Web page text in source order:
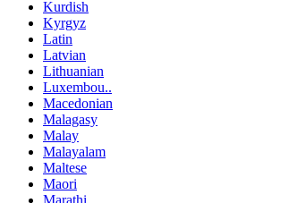
Kurdish
Kyrgyz
Latin
Latvian
Lithuanian
Luxembou..
Macedonian
Malagasy
Malay
Malayalam
Maltese
Maori
Marathi